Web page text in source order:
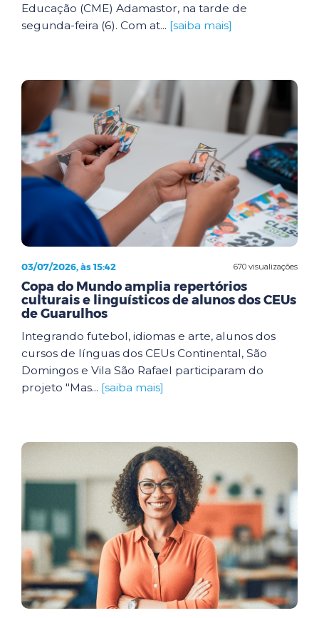
Educação (CME) Adamastor, na tarde de
segunda-feira (6). Com at... [saiba mais]
670 visualizações
03/07/2026, às 15:42
Copa do Mundo amplia repertórios
culturais e linguísticos de alunos dos CEUs
de Guarulhos
Integrando futebol, idiomas e arte, alunos dos
cursos de línguas dos CEUs Continental, São
Domingos e Vila São Rafael participaram do
projeto "Mas... [saiba mais]